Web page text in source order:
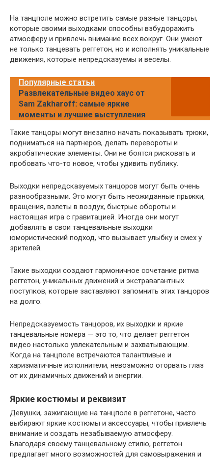
На танцполе можно встретить самые разные танцоры,
которые своими выходками способны взбудоражить
атмосферу и привлечь внимание всех вокруг. Они умеют
не только танцевать реггетон, но и исполнять уникальные
движения, которые непредсказуемы и веселы.
Популярные статьи
Развлекательные видео хаус от
Sam Zakharoff: самые яркие
моменты и лучшие выступления
Такие танцоры могут внезапно начать показывать трюки,
подниматься на партнеров, делать перевороты и
акробатические элементы. Они не боятся рисковать и
пробовать что-то новое, чтобы удивить публику.
Выходки непредсказуемых танцоров могут быть очень
разнообразными. Это могут быть неожиданные прыжки,
вращения, взлеты в воздух, быстрые обороты и
настоящая игра с гравитацией. Иногда они могут
добавлять в свои танцевальные выходки
юмористический подход, что вызывает улыбку и смех у
зрителей.
Такие выходки создают гармоничное сочетание ритма
реггетон, уникальных движений и экстравагантных
поступков, которые заставляют запомнить этих танцоров
на долго.
Непредсказуемость танцоров, их выходки и яркие
танцевальные номера — это то, что делает реггетон
видео настолько увлекательным и захватывающим.
Когда на танцполе встречаются талантливые и
харизматичные исполнители, невозможно оторвать глаз
от их динамичных движений и энергии.
Яркие костюмы и реквизит
Девушки, зажигающие на танцполе в реггетоне, часто
выбирают яркие костюмы и аксессуары, чтобы привлечь
внимание и создать незабываемую атмосферу.
Благодаря своему танцевальному стилю, реггетон
предлагает много возможностей для самовыражения и